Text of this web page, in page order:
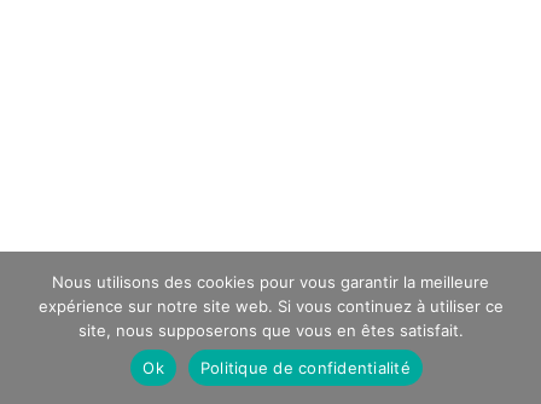
Nous utilisons des cookies pour vous garantir la meilleure
expérience sur notre site web. Si vous continuez à utiliser ce
site, nous supposerons que vous en êtes satisfait.
Ok
Politique de confidentialité